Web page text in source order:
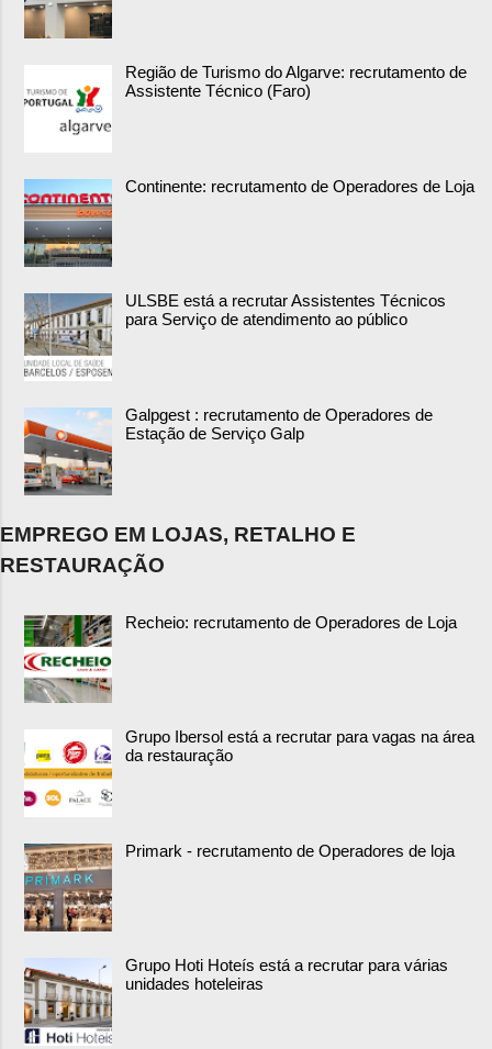
Região de Turismo do Algarve: recrutamento de
Assistente Técnico (Faro)
Continente: recrutamento de Operadores de Loja
ULSBE está a recrutar Assistentes Técnicos
para Serviço de atendimento ao público
Galpgest : recrutamento de Operadores de
Estação de Serviço Galp
EMPREGO EM LOJAS, RETALHO E
RESTAURAÇÃO
Recheio: recrutamento de Operadores de Loja
Grupo Ibersol está a recrutar para vagas na área
da restauração
Primark - recrutamento de Operadores de loja
Grupo Hoti Hoteís está a recrutar para várias
unidades hoteleiras